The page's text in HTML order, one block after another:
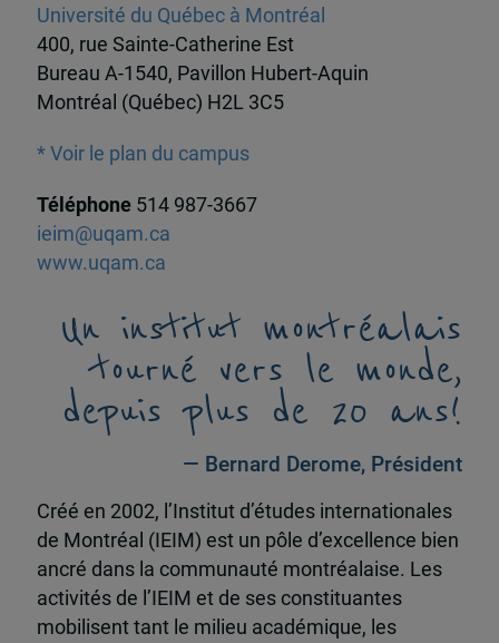
Université du Québec à Montréal
400, rue Sainte-Catherine Est
Bureau A-1540, Pavillon Hubert-Aquin
Montréal (Québec) H2L 3C5
* Voir le plan du campus
Téléphone 514 987-3667
ieim@uqam.ca
www.uqam.ca
Un institut montréalais
tourné vers le monde,
depuis plus de 20 ans!
— Bernard Derome, Président
Créé en 2002, l’Institut d’études internationales
de Montréal (IEIM) est un pôle d’excellence bien
ancré dans la communauté montréalaise. Les
activités de l’IEIM et de ses constituantes
mobilisent tant le milieu académique, les